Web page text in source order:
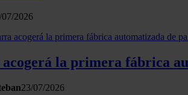
07/2026
la primera fábrica
23/07/2026